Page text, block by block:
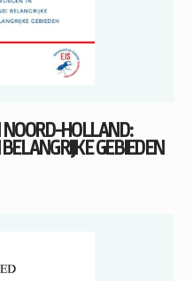
NOORD-HOLLAND:
GEBIEDEN